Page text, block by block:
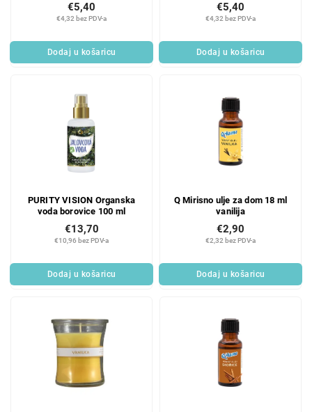
€4,32 bez PDV-a
€5,40
Dodaj u košaricu
€4,32 bez PDV-a
€5,40
Dodaj u košaricu
PURITY VISION Organska
voda borovice 100 ml
€10,96 bez PDV-a
€13,70
Dodaj u košaricu
Q Mirisno ulje za dom 18 ml
vanilija
€2,32 bez PDV-a
€2,90
Dodaj u košaricu